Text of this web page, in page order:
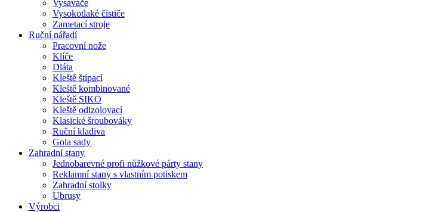
Vysavače
Vysokotlaké čističe
Zametací stroje
Ruční nářadí
Pracovní nože
Klíče
Dláta
Kleště štípací
Kleště kombinované
Kleště SIKO
Kleště odizolovací
Klasické šroubováky
Ruční kladiva
Gola sady
Zahradní stany
Jednobarevné profi nůžkové párty stany
Reklamní stany s vlastním potiskem
Zahradní stolky
Ubrusy
Výrobci